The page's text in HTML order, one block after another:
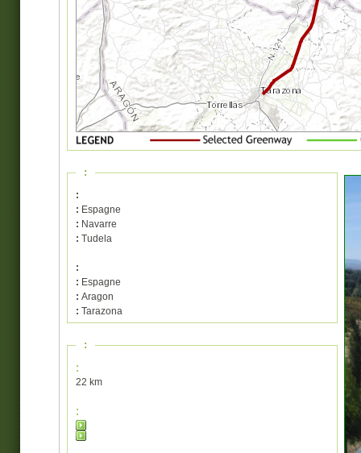
:
:
: Espagne
: Navarre
: Tudela
:
: Espagne
: Aragon
: Tarazona
:
:
22 km
: